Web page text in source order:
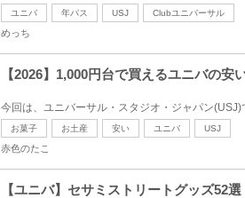
ユニバ 年パス USJ Clubユニバーサル
めっち
【2026】1,000円台で買えるユニバの
今回は、ユニバーサル・スタジオ・ジャパン
お菓子 お土産 安い ユニバ USJ
赤色のたこ
【ユニバ】セサミストリートグッズ52